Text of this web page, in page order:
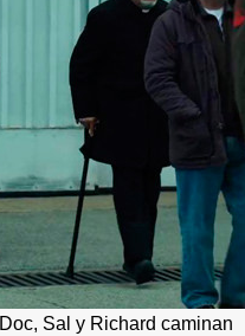
Doc, Sal y Richard caminan